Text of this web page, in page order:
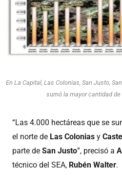
En La Capital, Las Colonias, San Justo,
sumó la mayor cantidad de
“Las 4.000 hectáreas que se
el norte de Las Colonias y
parte de San Justo”, precisó a
técnico del SEA, Rubén Walter.